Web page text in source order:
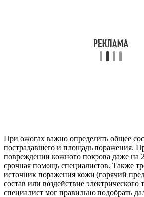
При ожогах важно определить общее
пострадавшего и площадь поражения.
повреждении кожного покрова даже на 2
срочная помощь специалистов. Также
источник поражения кожи (горячий
состав или воздействие электрического
специалист мог правильно подобрать